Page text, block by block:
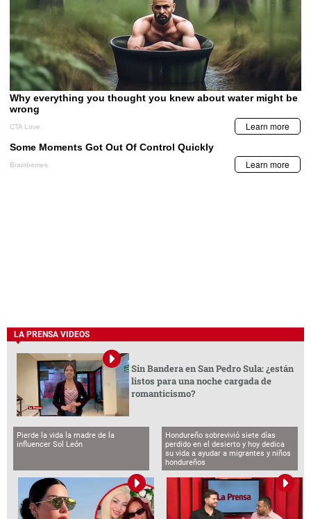
LA PRENSA VIDEOS
Sin Bandera en San Pedro Sula: ¿están
listos para una noche cargada de
romanticismo?
Pierde la vida la madre de la
influencer Sol León
Hondureño sobrevivió siete días
perdido en el desierto y hoy dedica
su vida a ayudar a migrantes y niños
hondureños